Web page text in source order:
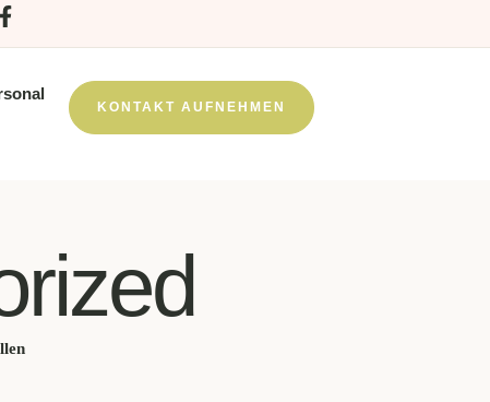
KONTAKT AUFNEHMEN